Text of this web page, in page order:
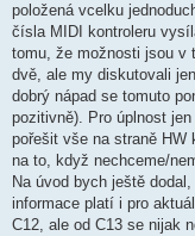
v
e
položená vcelku
čísla MIDI kontroleru
tomu, že možnosti jsou v
dvě, ale my diskutovali
dobrý nápad se tomuto
pozitivně). Pro úplnost
pořešit vše na straně HW
na to, když nechceme/
Na úvod bych ještě
informace platí i pro
C12, ale od C13 se nijak